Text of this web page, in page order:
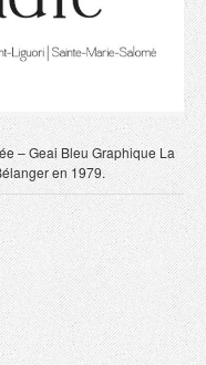
– Geai Bleu Graphique La
en 1979.